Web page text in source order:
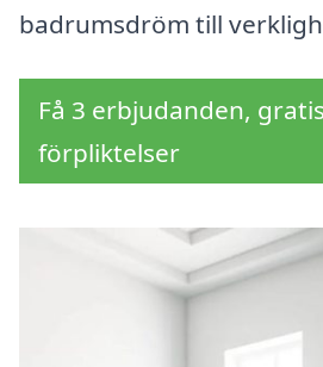
badrumsdröm till
Få 3 erbjudanden,
förpliktelser